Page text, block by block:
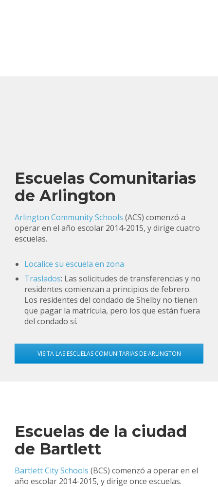
Escuelas Comunitarias
de Arlington
Arlington Community Schools (ACS) comenzó a
operar en el año escolar 2014-2015, y dirige cuatro
escuelas.
Localice su escuela en zona
Traslados: Las solicitudes de transferencias y no
residentes comienzan a principios de febrero.
Los residentes del condado de Shelby no tienen
que pagar la matrícula, pero los que están fuera
del condado sí.
VISITA LAS ESCUELAS COMUNITARIAS DE ARLINGTON
Escuelas de la ciudad
de Bartlett
Bartlett City Schools (BCS) comenzó a operar en el
año escolar 2014-2015, y dirige once escuelas.